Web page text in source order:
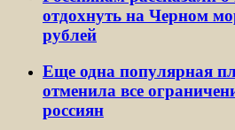
отдохнуть на Черном
рублей
Еще одна популярная
отменила все
россиян